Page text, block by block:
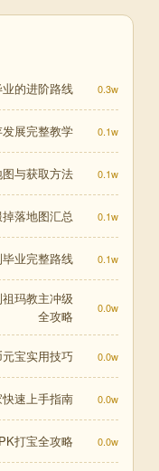
的进阶路线 0.3w
展完整教学 0.1w
与获取方法 0.1w
落地图汇总 0.1w
业完整路线 0.1w
玛教主冲级
全攻略
0.0w
宝实用技巧 0.0w
速上手指南 0.0w
打宝全攻略 0.0w